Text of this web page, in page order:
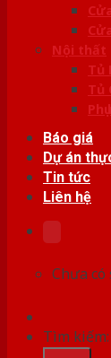
Nội thất
Tủ
Tủ
Báo giá
Dự án
Tin tức
Liên hệ
Chưa
Tìm kiếm: